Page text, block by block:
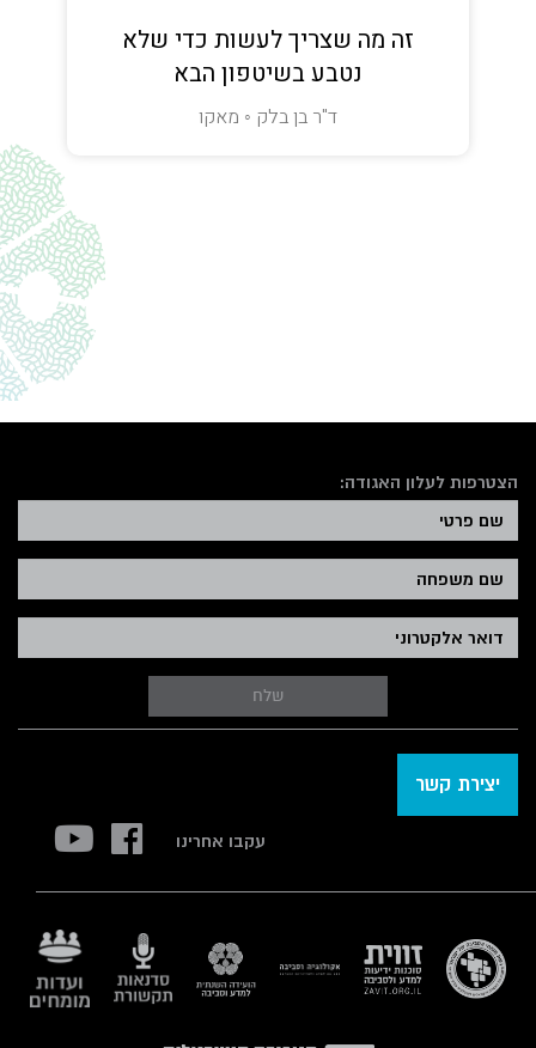
זה מה שצריך לעשות כדי שלא
נטבע בשיטפון הבא
ד"ר בן בלק ◦ מאקו
הצטרפות לעלון האגודה:
שלח
יצירת קשר
עקבו אחרינו